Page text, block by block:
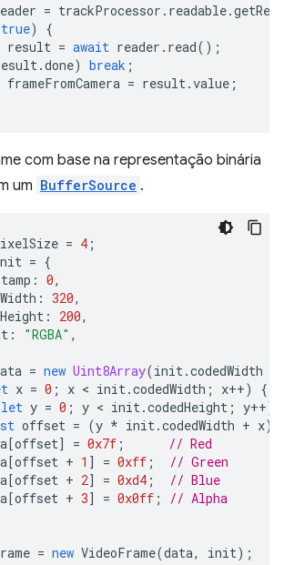
= trackProcessor . readable.
true)
{
result = await reader . read();
.done) break ;
frameFromCamera = result .value ;
com base na representação binária
um BufferSource .
= 4 ;
= {
: 0,
: 320,
: 200,
: "RGBA" ,
= new Uint8Array(init .codedWidth
x = 0 ; x < init .codedWidth ; x++)
{
let y = 0 ; y < init .codedHeight ; y++)
offset = (y * init .codedWidth + x)
[offset] = 0x7f ;
// Red
[offset + 1 ] = 0xff ;
// Green
[offset + 2] = 0xd4 ;
// Blue
[offset + 3] = 0x0ff ;
// Alpha
= new VideoFrame(data, init);